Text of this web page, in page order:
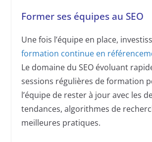
Former ses équipes au SEO
Une fois l’équipe en place,
formation continue en
Le domaine du SEO évoluant
sessions régulières de formation
l’équipe de rester à jour avec les
tendances, algorithmes de
meilleures pratiques.